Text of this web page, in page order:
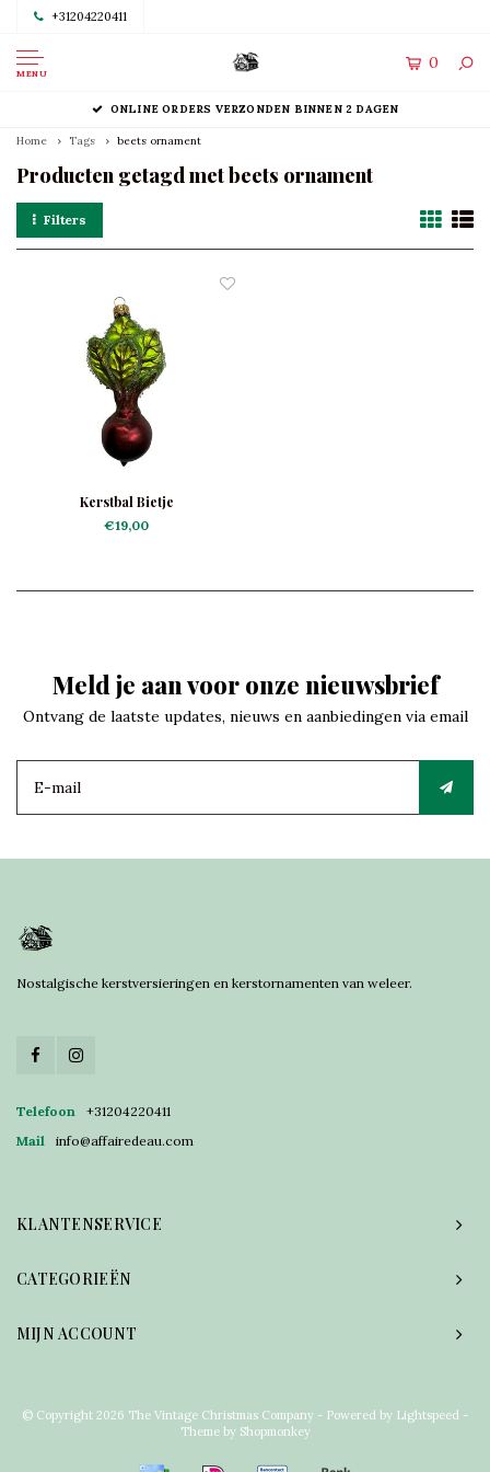
+31204220411
MENU
0
ONLINE ORDERS VERZONDEN BINNEN 2 DAGEN
Home Tags beets ornament
Producten getagd met beets ornament
Filters
Kerstbal Bietje
€19,00
Meld je aan voor onze nieuwsbrief
Ontvang de laatste updates, nieuws en aanbiedingen via email
Nostalgische kerstversieringen en kerstornamenten van weleer.
Telefoon
+31204220411
Mail
info@affairedeau.com
KLANTENSERVICE
CATEGORIEËN
MIJN ACCOUNT
© Copyright 2026 The Vintage Christmas Company - Powered by Lightspeed -
Theme by Shopmonkey